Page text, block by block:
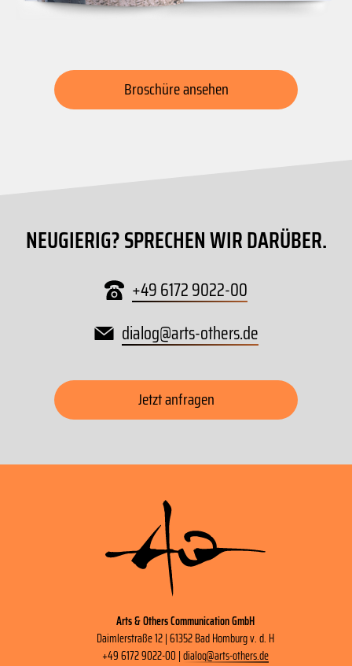
Broschüre ansehen
NEUGIERIG? SPRECHEN WIR DARÜBER.
+49 6172 9022-00
dialog@arts-others.de
Jetzt anfragen
Arts & Others Communication GmbH
Daimlerstraße 12 | 61352 Bad Homburg v. d. H
+49 6172 9022-00 |dialog@arts-others.de